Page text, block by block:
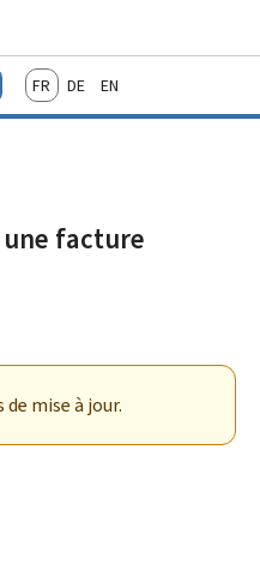
FrançaisDeutschEnglish
facture
mise à jour.